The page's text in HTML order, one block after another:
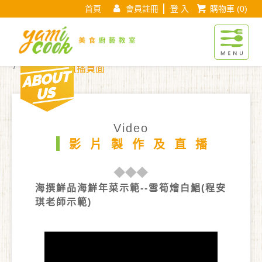
首頁 會員註冊 登 入 購物車(0)
Yamicook美食
現在位置 : 首 頁
影片製作及直播頁面
Video
影片製作及直播
海撰鮮品海鮮年菜示範--雪筍燴白鯧(程安
琪老師示範)